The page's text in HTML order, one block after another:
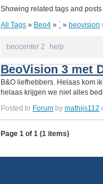
Showing related tags and posts
All Tags » Beo4 » ` » beovision
beocenter 2 help
BeoVision 3 met
B&O liefhebbers. Helaas kom
helaas krijgen we niet alles
Posted to Forum by mathijs112
Page 1 of 1 (1 items)